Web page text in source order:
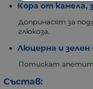
Кора от канела,
Допринасят за
глюкоза.
Люцерна и зелен
Потискат
Състав: